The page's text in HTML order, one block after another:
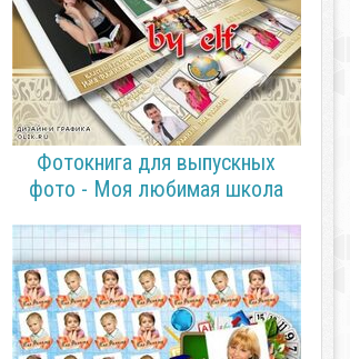
Фотокнига для выпускных
фото - Моя любимая школа